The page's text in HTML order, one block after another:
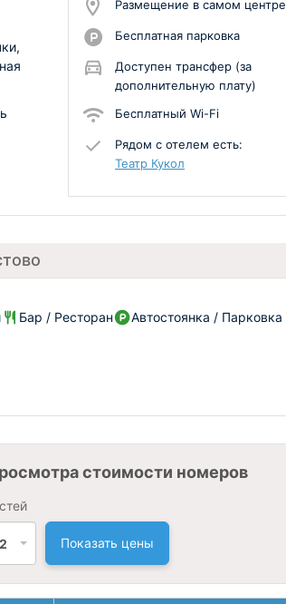
Размещение в самом центре
Бесплатная парковка
Доступен трансфер (за
дополнительную плату)
Бесплатный Wi-Fi
Рядом с отелем есть:
Театр Кукол
Бар / Ресторан
Автостоянка / Парковка
стоимости номеров
2 Показать цены